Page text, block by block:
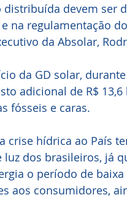
distribuída devem ser
na regulamentação
da Absolar,
da GD solar,
adicional de R$
fósseis e caras.
crise hídrica ao País
luz dos brasileiros, já
o período de
aos consumidores,